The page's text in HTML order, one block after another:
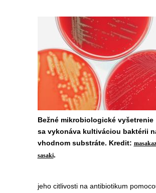
Bežné mikrobiologické vyšetrenie
sa vykonáva kultiváciou baktérii
vhodnom substráte. Kredit:
sasaki.
jeho citlivosti na antibiotikum